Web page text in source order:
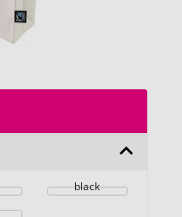
black